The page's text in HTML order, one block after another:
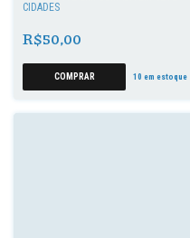
CIDADES
R$50,00
10 em estoque